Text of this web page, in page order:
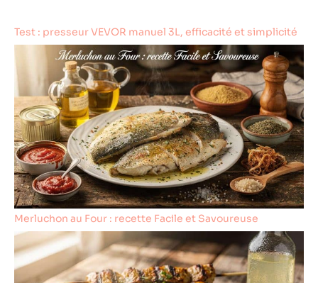
Test : presseur VEVOR manuel 3L, efficacité et simplicité
Merluchon au Four : recette Facile et Savoureuse